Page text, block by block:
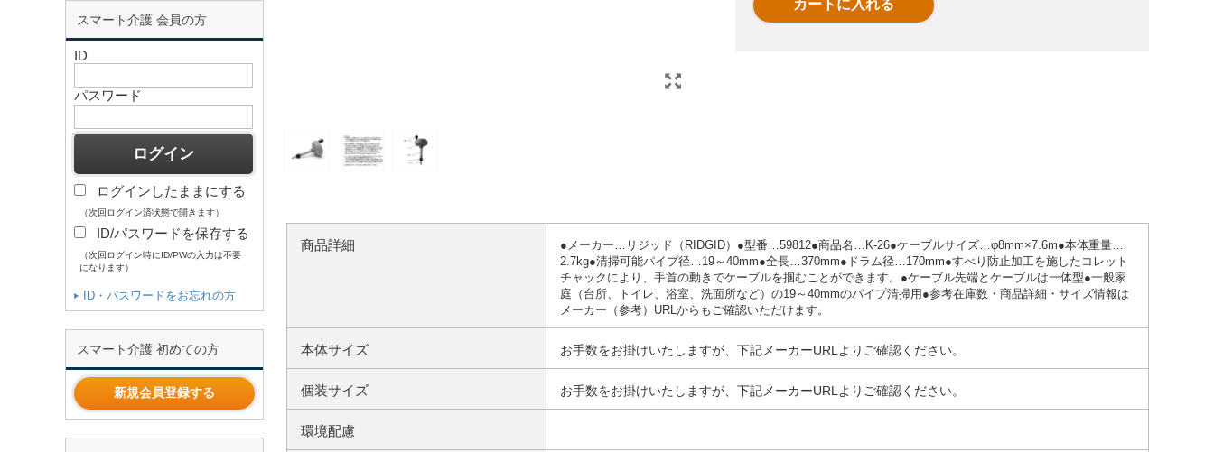
スマート介護 会員の方
ID
パスワード
ログインしたままにする
（次回ログイン済状態で開きます）
ID/パスワードを保存する
（次回ログイン時にID/PWの入力は不要
になります）
ID・パスワードをお忘れの方
スマート介護 初めての方
新規会員登録する
商品詳細
●メーカー…リジッド（RIDGID）●型番…59812●商品名…K-26●ケーブルサイズ…φ8mm×7.6m●本体重量…
2.7kg●清掃可能パイプ径…19～40mm●全長…370mm●ドラム径…170mm●すべり防止加工を施したコレット
チャックにより、手首の動きでケーブルを掴むことができます。●ケーブル先端とケーブルは一体型●一般家
庭（台所、トイレ、浴室、洗面所など）の19～40mmのパイプ清掃用●参考在庫数・商品詳細・サイズ情報は
メーカー（参考）URLからもご確認いただけます。
本体サイズ お手数をお掛けいたしますが、下記メーカーURLよりご確認ください。
個装サイズ お手数をお掛けいたしますが、下記メーカーURLよりご確認ください。
環境配慮